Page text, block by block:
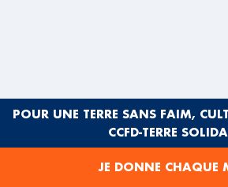
POUR UNE TERRE SANS FAIM,
CCFD-TERRE
JE DONNE CHAQUE